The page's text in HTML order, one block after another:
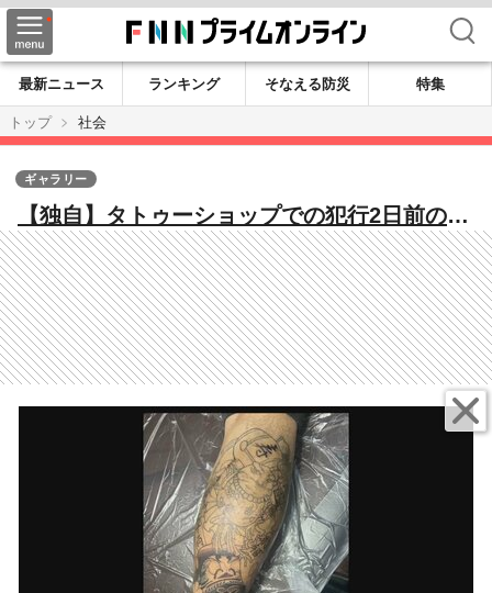
検索
最新ニュース ランキング そなえる防災
特集
トップ
社会
【独自】タトゥーショップでの犯行2日前の平
山綾拳容疑者の画像入手 “宝島ロード”で夫
婦が他店舗と言い争う姿も 那須2遺体
ギャラリー